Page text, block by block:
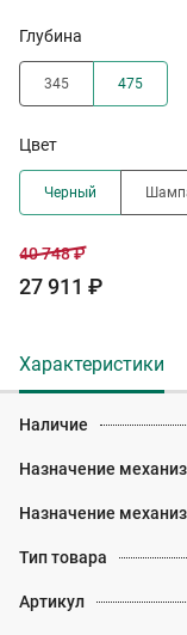
Глубина
345 475
Цвет
Черный
40 748 ₽
27 911 ₽
Характеристики
Наличие
Назначение
Назначение
Тип товара
Артикул